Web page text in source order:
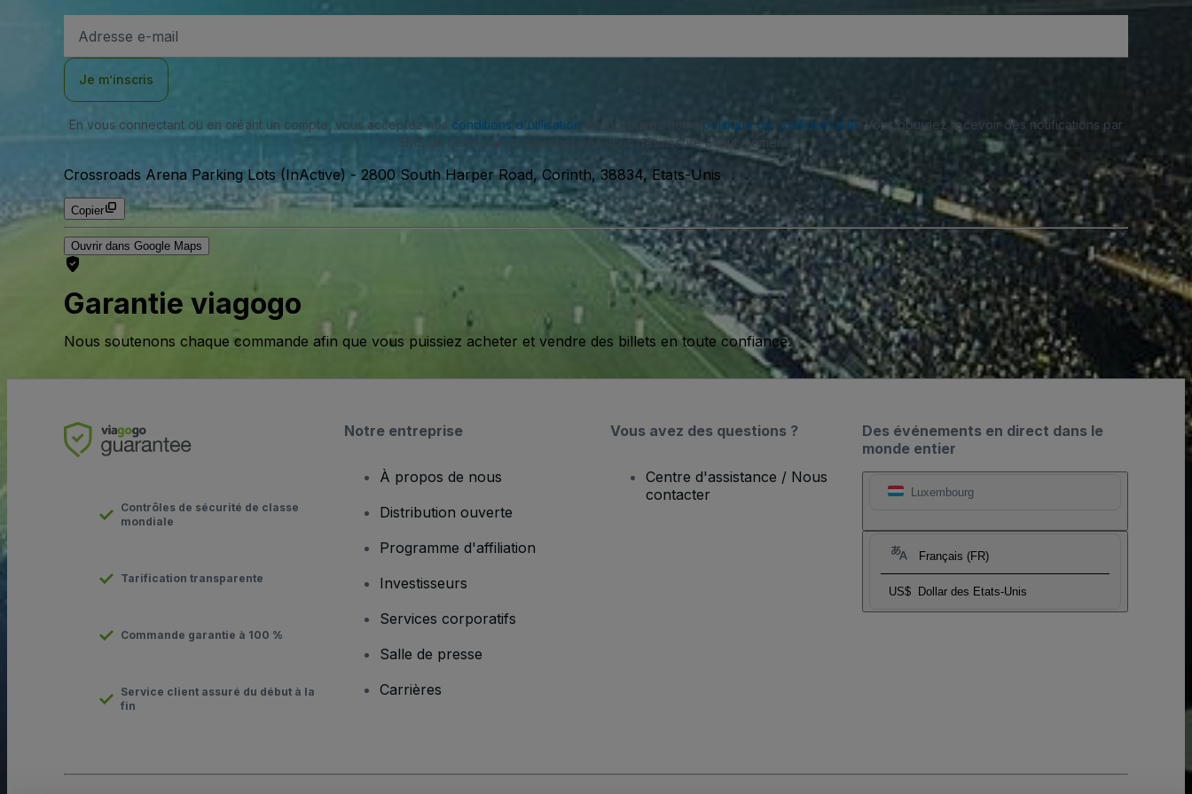
e-
Je m’inscris
En vous connectant ou en créant un compte, vous acceptez nos conditions d'utilisation et approuvez notre politique de confidentialité . Vous pourriez recevoir des notifications par
SMS de notre part et vous pouvez vous désinscrire à tout moment.
Crossroads Arena Parking Lots (InActive)- 2800 South Harper Road, Corinth, 38834, Etats-Unis
Copier
Ouvrir dans Google Maps
Garantie viagogo
Nous soutenons chaque commande afin que vous puissiez acheter et vendre des billets en toute confiance.
Des événements en direct dans le
monde entier
Luxembourg
Français (FR)
US$ Dollar des Etats-Unis
Contrôles de sécurité de classe
mondiale
Tarification transparente
Commande garantie à 100 %
Service client assuré du début à la
fin
Notre entreprise
À propos de nous
Distribution ouverte
Programme d'affiliation
Investisseurs
Services corporatifs
Salle de presse
Carrières
Vous avez des questions ?
Centre d'assistance / Nous
contacter